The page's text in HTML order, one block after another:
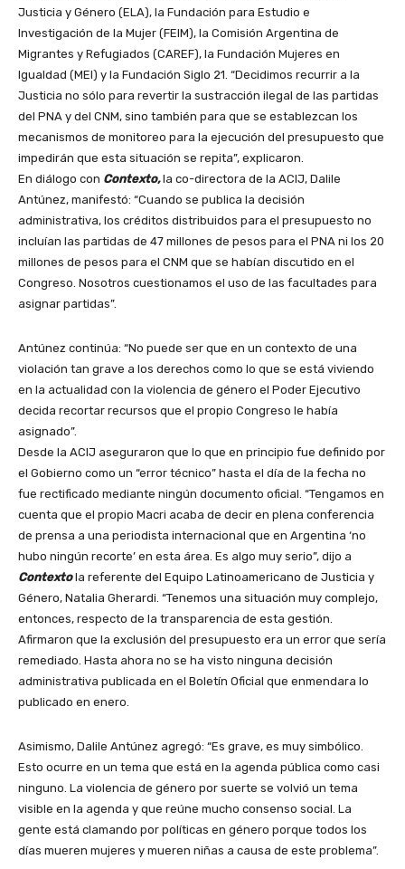
Justicia y Género (ELA), la Fundación para Estudio e
Investigación de la Mujer (FEIM), la Comisión Argentina de
Migrantes y Refugiados (CAREF), la Fundación Mujeres en
Igualdad (MEI) y la Fundación Siglo 21. “Decidimos recurrir a la
Justicia no sólo para revertir la sustracción ilegal de las partidas
del PNA y del CNM, sino también para que se establezcan los
mecanismos de monitoreo para la ejecución del presupuesto que
impedirán que esta situación se repita”, explicaron.
En diálogo con Contexto,la co-directora de la ACIJ, Dalile
Antúnez, manifestó: “Cuando se publica la decisión
administrativa, los créditos distribuidos para el presupuesto no
incluían las partidas de 47 millones de pesos para el PNA ni los 20
millones de pesos para el CNM que se habían discutido en el
Congreso. Nosotros cuestionamos el uso de las facultades para
asignar partidas”.
Antúnez continúa: “No puede ser que en un contexto de una
violación tan grave a los derechos como lo que se está viviendo
en la actualidad con la violencia de género el Poder Ejecutivo
decida recortar recursos que el propio Congreso le había
asignado”.
Desde la ACIJ aseguraron que lo que en principio fue definido por
el Gobierno como un “error técnico” hasta el día de la fecha no
fue rectificado mediante ningún documento oficial. “Tengamos en
cuenta que el propio Macri acaba de decir en plena conferencia
de prensa a una periodista internacional que en Argentina ‘no
hubo ningún recorte’ en esta área. Es algo muy serio”, dijo a
Contextola referente del Equipo Latinoamericano de Justicia y
Género, Natalia Gherardi. “Tenemos una situación muy complejo,
entonces, respecto de la transparencia de esta gestión.
Afirmaron que la exclusión del presupuesto era un error que sería
remediado. Hasta ahora no se ha visto ninguna decisión
administrativa publicada en el Boletín Oficial que enmendara lo
publicado en enero.
Asimismo, Dalile Antúnez agregó: “Es grave, es muy simbólico.
Esto ocurre en un tema que está en la agenda pública como casi
ninguno. La violencia de género por suerte se volvió un tema
visible en la agenda y que reúne mucho consenso social. La
gente está clamando por políticas en género porque todos los
días mueren mujeres y mueren niñas a causa de este problema”.